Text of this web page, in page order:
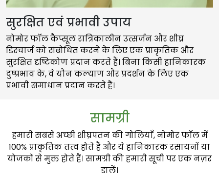
सुरक्षित एवं प्रभावी उपाय
नोमोर फॉल कैप्सूल रात्रिकालीन उत्सर्जन और शीघ्र
डिस्चार्ज को संबोधित करने के लिए एक प्राकृतिक और
सुरक्षित दृष्टिकोण प्रदान करते हैं। बिना किसी हानिकारक
दुष्प्रभाव के, वे यौन कल्याण और प्रदर्शन के लिए एक
प्रभावी समाधान प्रदान करते हैं।
सामग्री
हमारी सबसे अच्छी शीघ्रपतन की गोलियाँ, नोमोर फॉल में
100% प्राकृतिक तत्व होते हैं और ये हानिकारक रसायनों या
योजकों से मुक्त होते हैं। सामग्री की हमारी सूची पर एक नज़र
डालें।